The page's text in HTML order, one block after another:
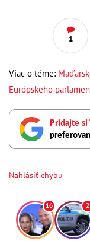
1
Viac o téme:
Európskeho
Pridajte si
Nahlásiť chybu
16 2